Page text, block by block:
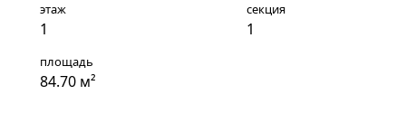
этаж
1
секция
1
площадь
84.70 м²